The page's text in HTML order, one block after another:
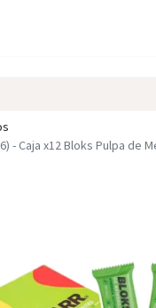
- Caja x12 Bloks Pulpa de